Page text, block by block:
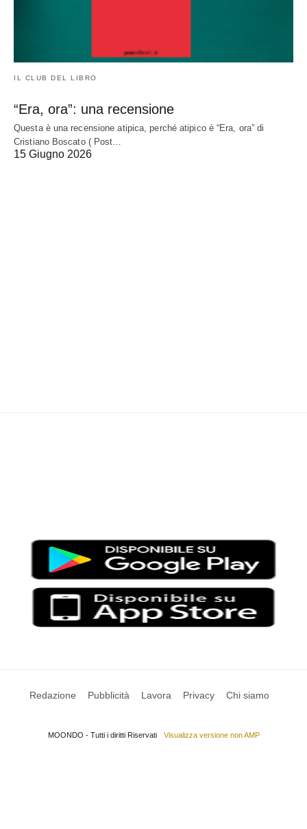
IL CLUB DEL LIBRO
“Era, ora”: una recensione
Questa è una recensione atipica, perché atipico è “Era, ora” di
Cristiano Boscato ( Post…
15 Giugno 2026
Redazione Pubblicità Lavora Privacy Chi siamo
MOONDO - Tutti i diritti Riservati Visualizza versione non AMP